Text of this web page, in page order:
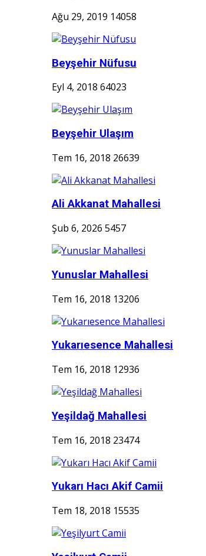
Ağu 29, 2019 14058
Beyşehir Nüfusu
Eyl 4, 2018 64023
Beyşehir Ulaşım
Tem 16, 2018 26639
Ali Akkanat Mahallesi
Şub 6, 2026 5457
Yunuslar Mahallesi
Tem 16, 2018 13206
Yukarıesence Mahallesi
Tem 16, 2018 12936
Yeşildağ Mahallesi
Tem 16, 2018 23474
Yukarı Hacı Akif Camii
Tem 18, 2018 15535